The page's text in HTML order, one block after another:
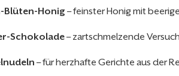
Blüten-Honig – feinster Honig mit
Schokolade– zartschmelzende
– für herzhafte Gerichte aus der